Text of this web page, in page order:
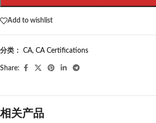
Add to wishlist
分类： CA, CA Certifications
Share:
相关产品